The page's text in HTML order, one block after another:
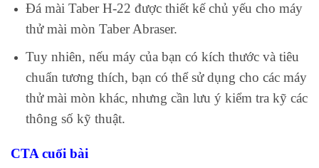
Đá mài Taber H-22 được thiết kế chủ yếu cho máy
thử mài mòn Taber Abraser.
Tuy nhiên, nếu máy của bạn có kích thước và tiêu
chuẩn tương thích, bạn có thể sử dụng cho các máy
thử mài mòn khác, nhưng cần lưu ý kiểm tra kỹ các
thông số kỹ thuật.
CTA cuối bài